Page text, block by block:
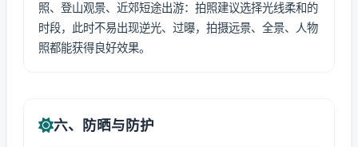
照、登山观景、近郊短途出游：拍照建议选择光线柔和的
时段，此时不易出现逆光、过曝，拍摄远景、全景、人物
照都能获得良好效果。
六、防晒与防护